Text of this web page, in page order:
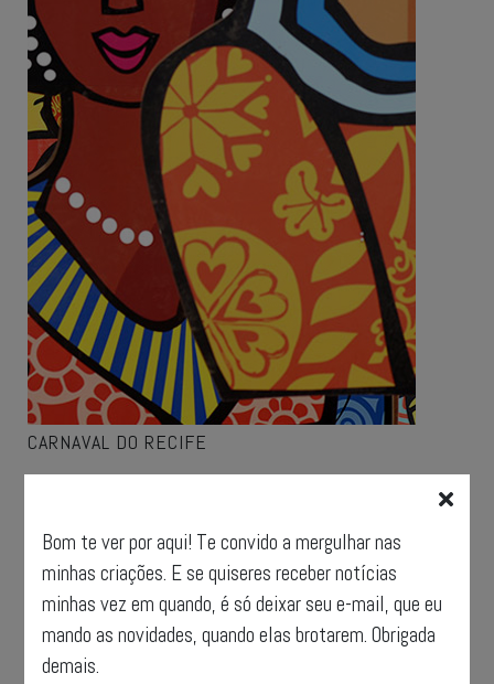
Bom te ver por aqui! Te convido a mergulhar nas
minhas criações. E se quiseres receber notícias
minhas vez em quando, é só deixar seu e-mail, que eu
mando as novidades, quando elas brotarem. Obrigada
demais.
CARNAVAL DO RECIFE